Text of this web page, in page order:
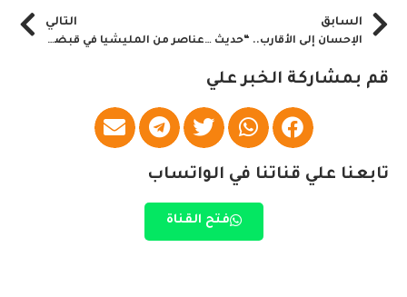
السابق
الإحسان إلى الأقارب.. “حديث الجمعة”
التالي
عناصر من المليشيا في قبضة سلطات الأبيض
قم بمشاركة الخبر علي
تابعنا علي قناتنا في الواتساب
فتح القناة